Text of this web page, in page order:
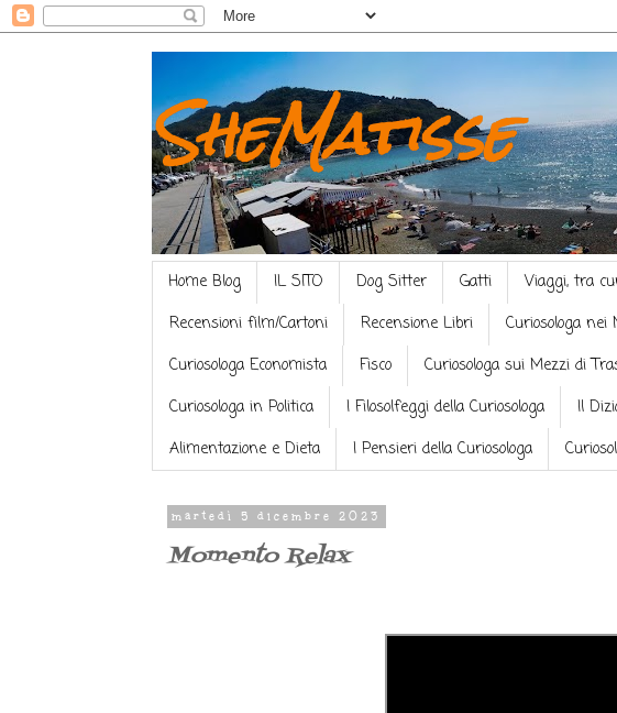
SheMatisse
Home Blog IL SITO Dog Sitter Gatti Viaggi, tra
Recensioni film/Cartoni
Recensione Libri Curiosologa nei
Curiosologa Economista
Fisco Curiosologa sui Mezzi di
Curiosologa in Politica
I Filosolfeggi della Curiosologa Il
Alimentazione e Dieta
I Pensieri della Curiosologa
martedì 5 dicembre 2023
Momento Relax